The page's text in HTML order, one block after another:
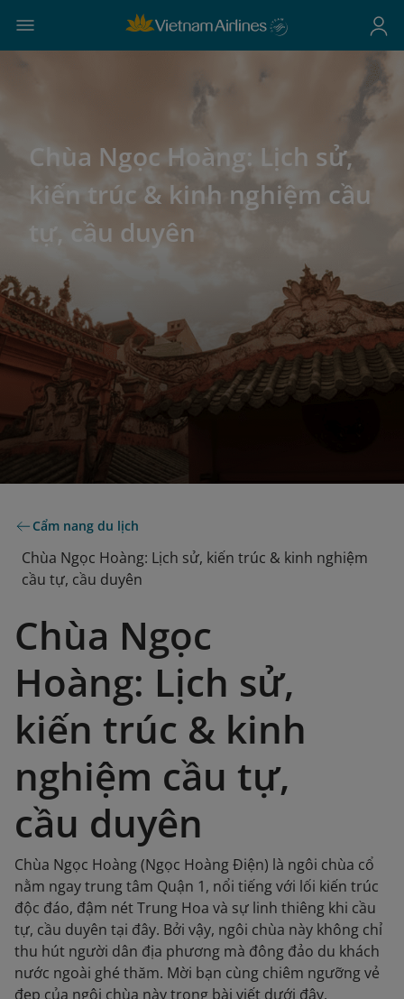
Chùa Ngọc Hoàng: Lịch sử,
kiến trúc & kinh nghiệm cầu
tự, cầu duyên
Cẩm nang du lịch
Chùa Ngọc Hoàng: Lịch sử, kiến trúc & kinh nghiệm
cầu tự, cầu duyên
Chùa Ngọc
Hoàng: Lịch sử,
kiến trúc & kinh
nghiệm cầu tự,
cầu duyên
Chùa Ngọc Hoàng (Ngọc Hoàng Điện) là ngôi chùa cổ
nằm ngay trung tâm Quận 1, nổi tiếng với lối kiến trúc
độc đáo, đậm nét Trung Hoa và sự linh thiêng khi cầu
tự, cầu duyên tại đây. Bởi vậy, ngôi chùa này không chỉ
thu hút người dân địa phương mà đông đảo du khách
nước ngoài ghé thăm. Mời bạn cùng chiêm ngưỡng vẻ
đẹp của ngôi chùa này trong bài viết dưới đây.